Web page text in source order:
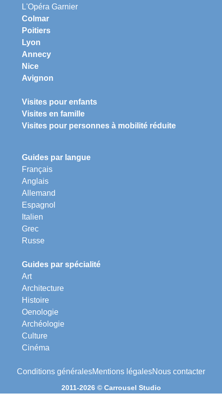
L'Opéra Garnier
Colmar
Poitiers
Lyon
Annecy
Nice
Avignon
Visites pour enfants
Visites en famille
Visites pour personnes à mobilité réduite
Guides par langue
Français
Anglais
Allemand
Espagnol
Italien
Grec
Russe
Guides par spécialité
Art
Architecture
Histoire
Oenologie
Archéologie
Culture
Cinéma
Conditions généralesMentions légalesNous contacter
2011-2026 © Carrousel Studio